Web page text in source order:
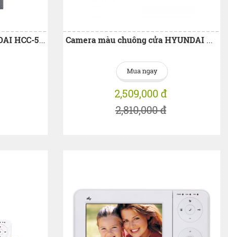
Camera chuông cửa HYUNDAI HCC-500 Camera màu chuông cửa HYUNDAI HCC-C300
Mua ngay
2,509,000 đ
2,810,000 đ